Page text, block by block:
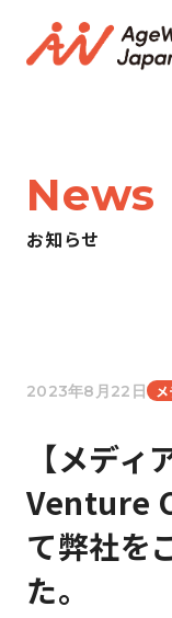
News
お知らせ
2023年8月22日
【メデ
Venture
て弊社を
た。